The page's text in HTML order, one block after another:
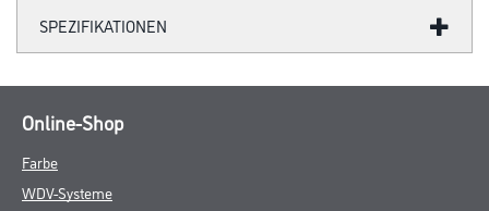
SPEZIFIKATIONEN
Online-Shop
Farbe
WDV-Systeme